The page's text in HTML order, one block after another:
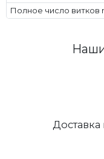
Полное число витков